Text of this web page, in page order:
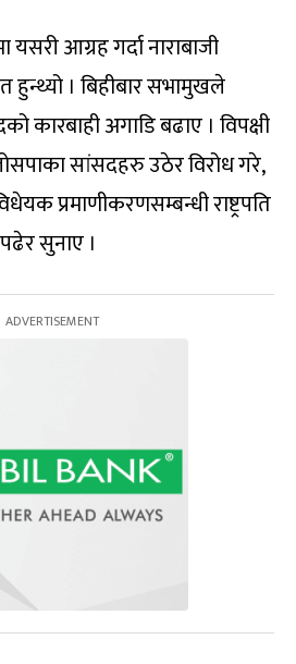
आग्रह गर्दा नाराबाजी
। बिहीबार सभामुखले
कारबाही अगाडि बढाए । विपक्षी
सांसदहरु उठेर विरोध गरे,
प्रमाणीकरणसम्बन्धी राष्ट्रपति
पढेर सुनाए ।